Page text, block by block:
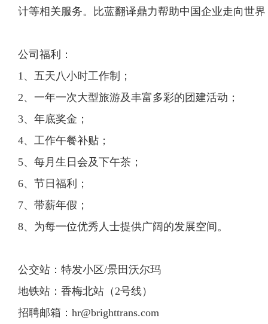
计等相关服务。比蓝翻译鼎力帮助中国企业走向世
公司福利：
1、五天八小时工作制；
2、一年一次大型旅游及丰富多彩的团建活动；
3、年底奖金；
4、工作午餐补贴；
5、每月生日会及下午茶；
6、节日福利；
7、带薪年假；
8、为每一位优秀人士提供广阔的发展空间。
公交站：特发小区/景田沃尔玛
地铁站：香梅北站（2号线）
招聘邮箱： hr@brighttrans.com